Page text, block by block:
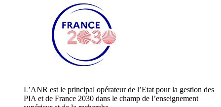
L’ANR est le principal opérateur de l’Etat pour la gestion des
PIA et de France 2030 dans le champ de l’enseignement